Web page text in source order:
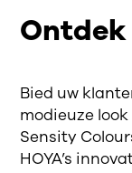
Bied uw
modieuze
Sensity
HOYA’s